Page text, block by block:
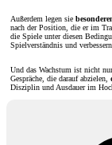
Außerdem legen sie
nach der Position, die er im
die Spiele unter diesen
Spielverständnis und
Und das Wachstum ist nicht
Gespräche, die darauf abzielen,
Disziplin und Ausdauer im